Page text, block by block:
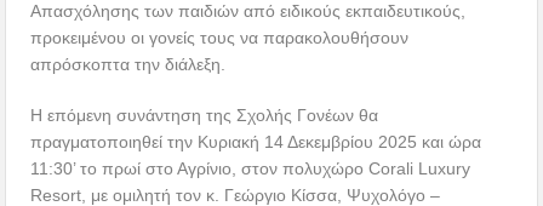
Απασχόλησης των παιδιών από ειδικούς εκπαιδευτικούς,
προκειμένου οι γονείς τους να παρακολουθήσουν
απρόσκοπτα την διάλεξη.
Η επόμενη συνάντηση της Σχολής Γονέων θα
πραγματοποιηθεί την Κυριακή 14 Δεκεμβρίου 2025 και ώρα
11:30’ το πρωί στο Αγρίνιο, στον πολυχώρο Corali Luxury
Resort, με ομιλητή τον κ. Γεώργιο Κίσσα, Ψυχολόγο –